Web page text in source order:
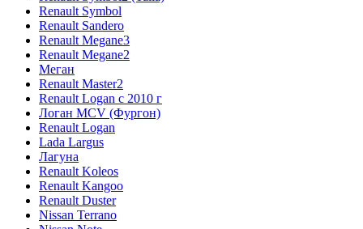
Renault Symbol
Renault Sandero
Renault Megane3
Renault Megane2
Меган
Renault Master2
Renault Logan c 2010 г
Логан МСV (Фургон)
Renault Logan
Lada Largus
Лагуна
Renault Koleos
Renault Kangoo
Renault Duster
Nissan Terrano